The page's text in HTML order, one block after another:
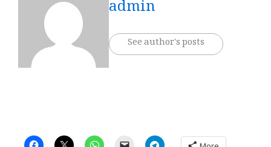
admin
See author's posts